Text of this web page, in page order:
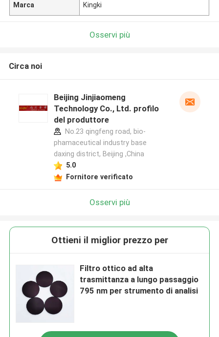
Marca Kingki
Osservi più
Circa noi
Beijing Jinjiaomeng
Technology Co., Ltd. profilo
del produttore
No.23 qingfeng road, bio-
phamaceutical industry base
daxing district, Beijing ,China
5.0
Fornitore verificato
Osservi più
Ottieni il miglior prezzo per
Filtro ottico ad alta
trasmittanza a lungo passaggio
795 nm per strumento di analisi